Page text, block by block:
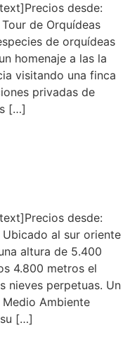
desde:
de Orquídeas
de orquídeas
homenaje a las la
visitando una finca
privadas de
[…]
desde:
al sur oriente
altura de 5.400
4.800 metros el
nieves perpetuas. Un
Ambiente
[…]